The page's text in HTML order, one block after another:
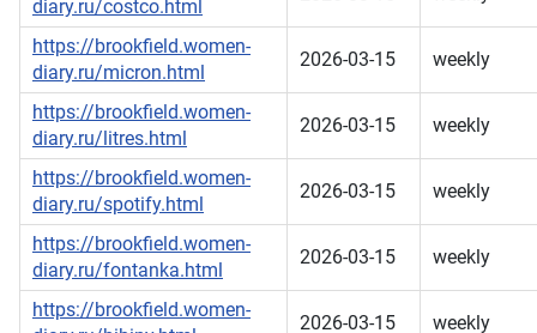
diary.ru/costco.html
https://brookfield.women-
diary.ru/micron.html
2026-03-15 weekly
https://brookfield.women-
diary.ru/litres.html
2026-03-15 weekly
https://brookfield.women-
diary.ru/spotify.html
2026-03-15 weekly
https://brookfield.women-
diary.ru/fontanka.html
2026-03-15 weekly
https://brookfield.women-
2026-03-15 weekly